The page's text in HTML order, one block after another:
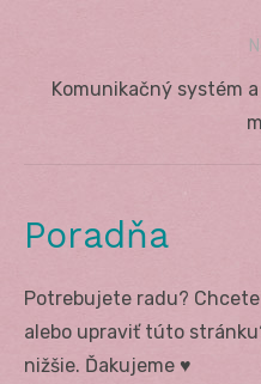
Next
Komunikačný systém
Poradňa
Potrebujete radu?
alebo upraviť túto
nižšie. Ďakujeme ♥